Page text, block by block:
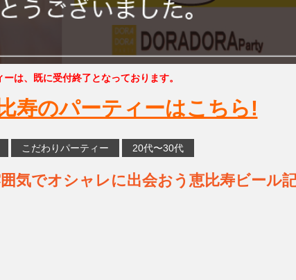
ーは、既に受付終了となっております。
寿のパーティーはこちら!
こだわりパーティー 20代〜30代
気でオシャレに出会おう恵比寿ビール